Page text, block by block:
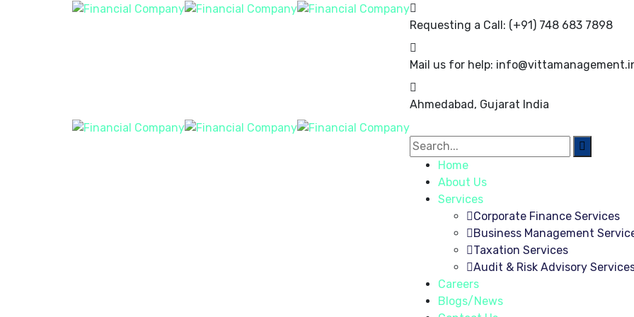
Requesting a Call: (+91) 748 683 7898
Mail us for help:
Ahmedabad, Gujarat India
Home
About Us
Services
Corporate Finance Services
Business Management
Taxation Services
Audit & Risk Advisory
Careers
Blogs/News